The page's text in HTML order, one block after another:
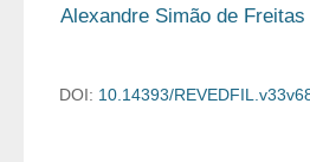
Alexandre Simão de Freitas
DOI: 10.14393/